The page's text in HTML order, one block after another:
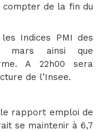
de la fin du
Indices PMI des
mars ainsi que
A 22h00 sera
de l’Insee.
rapport emploi de
se maintenir à 6,7